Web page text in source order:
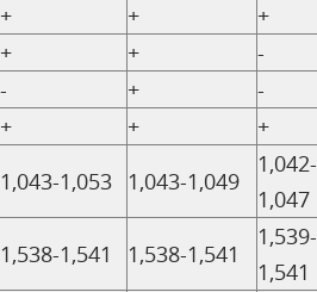
+ +
+
+ +
-
- +
-
+ +
+
1,043-1,053 1,043-1,049
1,042-
1,047
1,538-1,541 1,538-1,541
1,539-
1,541